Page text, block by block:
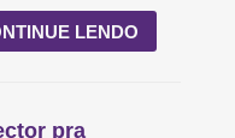
LENDO
pra